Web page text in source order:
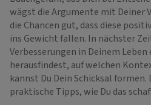
wägst die Argumente mit Deiner
die Chancen gut, dass diese
ins Gewicht fallen. In nächster
Verbesserungen in Deinem Leben
herausfindest, auf welchen
kannst Du Dein Schicksal
praktische Tipps, wie Du das